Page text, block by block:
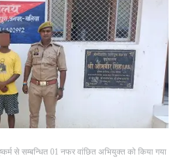
से सम्बन्धित 01 नफर वांछित अभियुक्त को किया गया